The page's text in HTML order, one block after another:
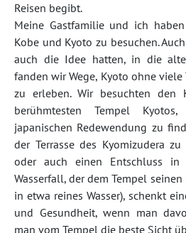
Reisen begibt.
Meine Gastfamilie und ich
Kobe und Kyoto zu besuchen.
auch die Idee hatten, in die
fanden wir Wege, Kyoto ohne
zu erleben. Wir besuchten den
berühmtesten Tempel
japanischen Redewendung zu
der Terrasse des Kyomizudera
oder auch einen Entschluss in
Wasserfall, der dem Tempel
in etwa reines Wasser), schenkt
und Gesundheit, wenn man
man vom Tempel die beste Sicht